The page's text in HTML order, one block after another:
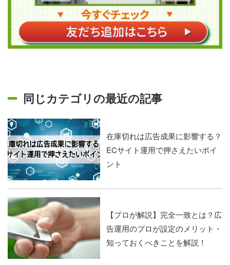
同じカテゴリの最近の記事
在庫切れは広告成果に影響する？
ECサイト運用で押さえたいポイ
ント
【プロが解説】完全一致とは？広
告運用のプロが設定のメリット・
知っておくべきことを解説！